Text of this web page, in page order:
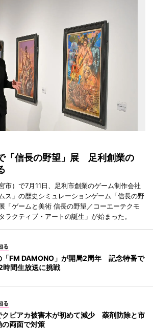
「信長の野望」展 足利創業の
市）で7月11日、足利市創業のゲーム制作会社
ス」の歴史シミュレーションゲーム「信長の野
「ゲームと美術 信長の野望／コーエーテクモ
ラクティブ・アートの誕生」が始まった。
る
「FM DAMONO」が開局2周年 記念特番で
時間生放送に挑戦
る
クビアカ被害木が初めて減少 薬剤防除と市
の両面で対策